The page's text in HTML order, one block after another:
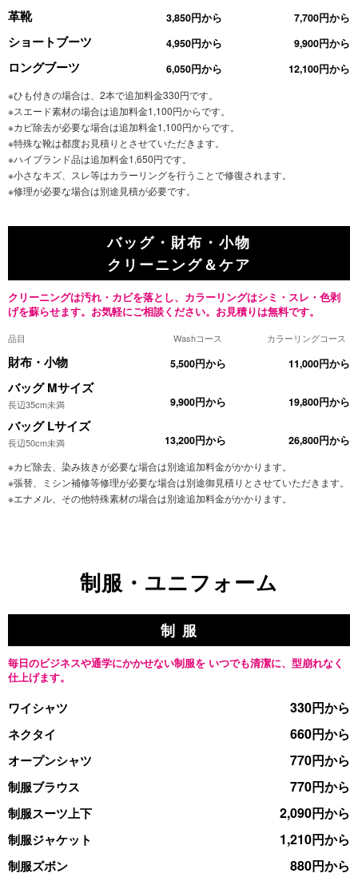
革靴 3,850円から 7,700円から
ショートブーツ 4,950円から 9,900円から
ロングブーツ 6,050円から 12,100円から
※ひも付きの場合は、2本で追加料金330円です。
※スエード素材の場合は追加料金1,100円からです。
※カビ除去が必要な場合は追加料金1,100円からです。
※特殊な靴は都度お見積りとさせていただきます。
※ハイブランド品は追加料金1,650円です。
※小さなキズ、スレ等はカラーリングを行うことで修復されます。
※修理が必要な場合は別途見積が必要です。
バッグ・財布・小物
クリーニング＆ケア
クリーニングは汚れ・カビを落とし、カラーリングはシミ・スレ・色剥
げを蘇らせます。お気軽にご相談ください。お見積りは無料です。
品目 Washコース カラーリングコース
財布・小物 5,500円から 11,000円から
バッグ Mサイズ
長辺35cm未満 9,900円から 19,800円から
バッグ Lサイズ
長辺50cm未満 13,200円から 26,800円から
※カビ除去、染み抜きが必要な場合は別途追加料金がかかります。
※張替、ミシン補修等修理が必要な場合は別途御見積りとさせていただきます。
※エナメル、その他特殊素材の場合は別途追加料金がかかります。
制服・ユニフォーム
制 服
毎日のビジネスや通学にかかせない制服を いつでも清潔に、型崩れなく
仕上げます。
ワイシャツ 330円から
ネクタイ 660円から
オープンシャツ 770円から
制服ブラウス 770円から
制服スーツ上下 2,090円から
制服ジャケット 1,210円から
制服ズボン 880円から